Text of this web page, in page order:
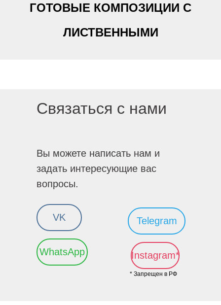
ГОТОВЫЕ КОМПОЗИЦИИ С
ЛИСТВЕННЫМИ
Instagram*
* Запрещен в РФ
Связаться с нами
Вы можете написать нам и
задать интересующие вас
вопросы.
VK
WhatsApp
Telegram